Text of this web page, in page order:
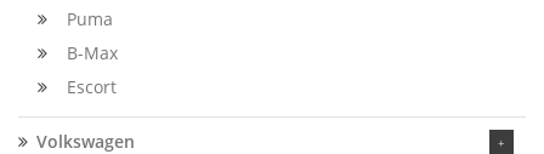
Puma
B-Max
Escort
Volkswagen